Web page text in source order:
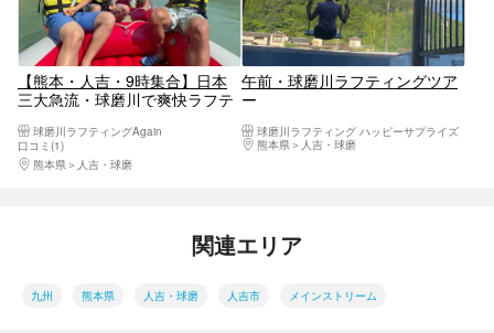
【熊本・人吉・9時集合】日本
三大急流・球磨川で爽快ラフテ
ぶらOK＆写真プレゼント
球磨川ラフティングAgain
口コミ(1)
熊本県
人吉・球磨
午前・球磨川ラフティングツア
ー
球磨川ラフティング ハッピーサプライズ
熊本県
人吉・球磨
関連エリア
九州 熊本県 人吉・球磨 人吉市 メインストリーム